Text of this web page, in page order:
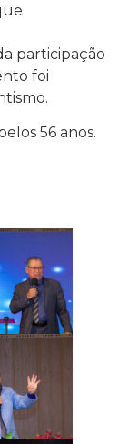
participação
foi
56 anos.